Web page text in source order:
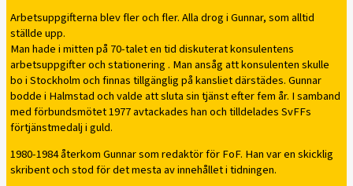
Arbetsuppgifterna blev fler och fler. Alla drog i Gunnar, som alltid
ställde upp.
Man hade i mitten på 70-talet en tid diskuterat konsulentens
arbetsuppgifter och stationering . Man ansåg att konsulenten skulle
bo i Stockholm och finnas tillgänglig på kansliet därstädes. Gunnar
bodde i Halmstad och valde att sluta sin tjänst efter fem år. I samband
med förbundsmötet 1977 avtackades han och tilldelades SvFFs
förtjänstmedalj i guld.
1980-1984 återkom Gunnar som redaktör för FoF. Han var en skicklig
skribent och stod för det mesta av innehållet i tidningen.